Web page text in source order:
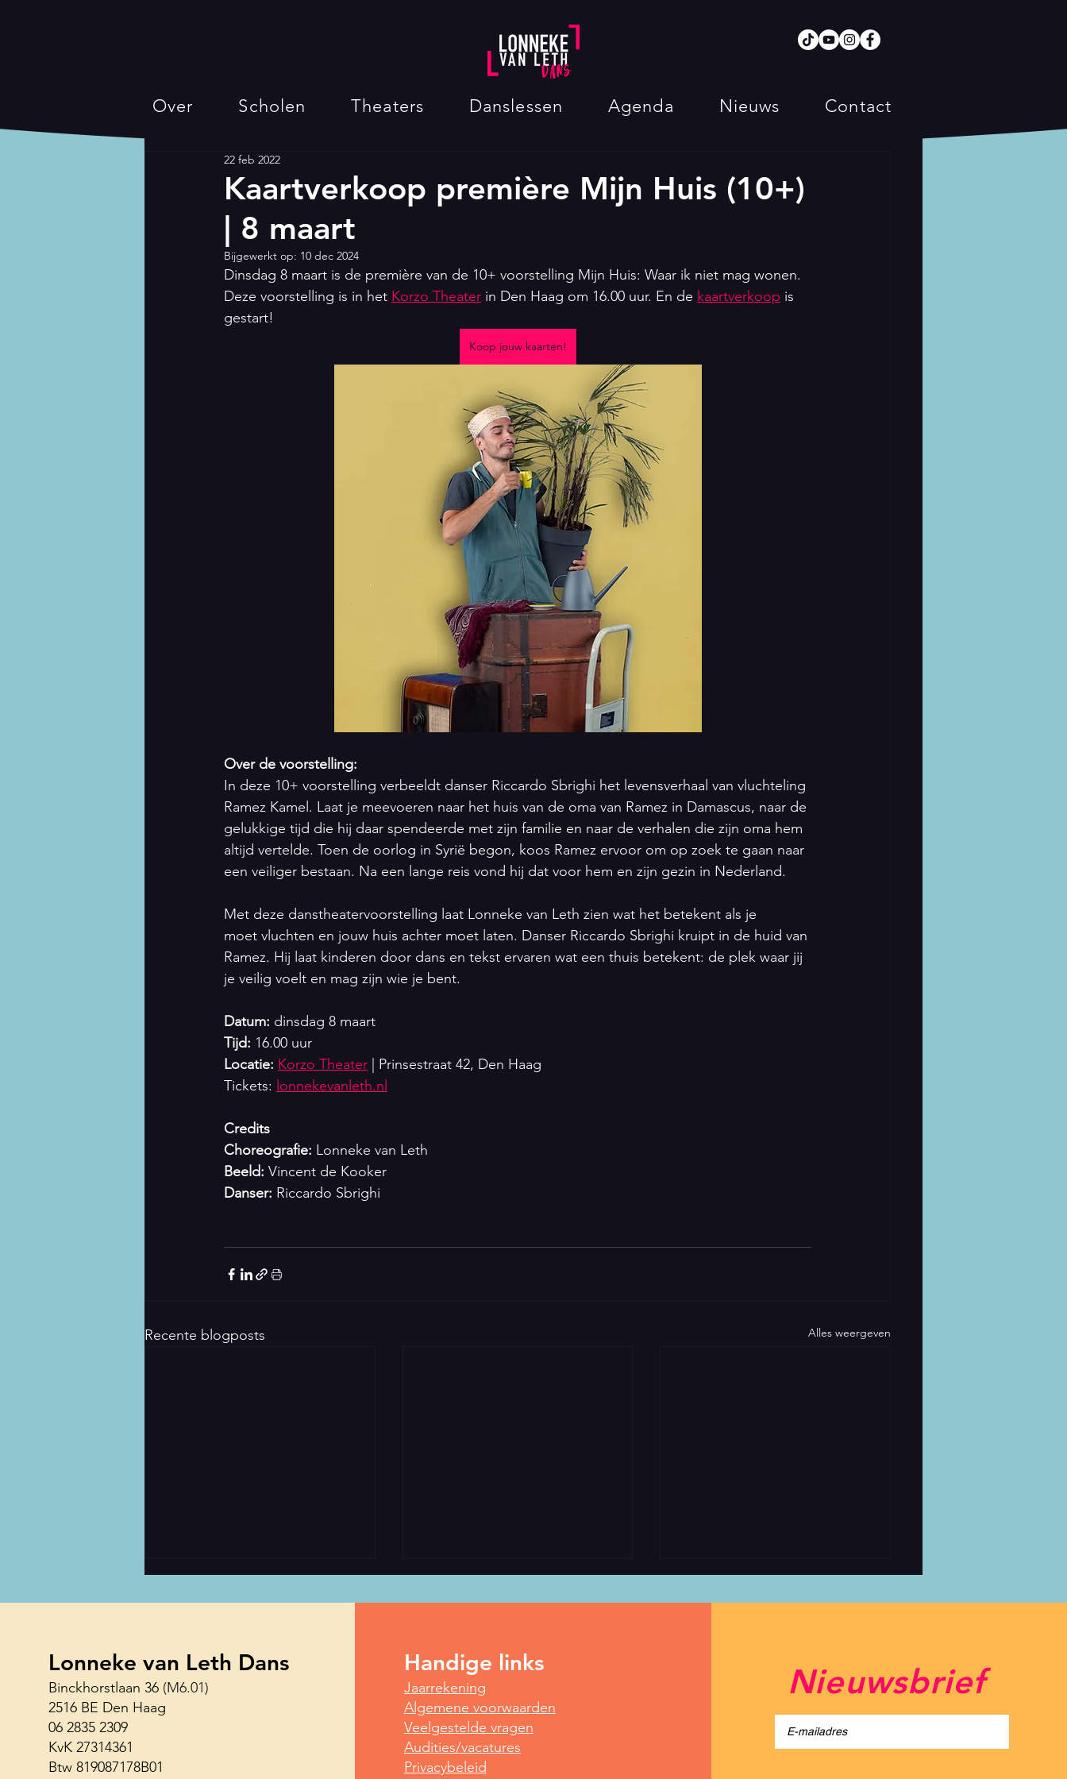
Over Scholen Theaters Danslessen Agenda Nieuws Contact
Kaartverkoop première Mijn Huis (10+)
| 8 maart
22 feb 2022
Bijgewerkt op: 10 dec 2024
Dinsdag 8 maart is de première van de 10+ voorstelling Mijn Huis: Waar ik niet mag wonen.
Deze voorstelling is in het Korzo Theater in Den Haag om 16.00 uur. En de kaartverkoop is
gestart!
Koop jouw kaarten!
Over de voorstelling:
In deze 10+ voorstelling verbeeldt danser Riccardo Sbrighi het levensverhaal van vluchteling
Ramez Kamel. Laat je meevoeren naar het huis van de oma van Ramez in Damascus, naar de
gelukkige tijd die hij daar spendeerde met zijn familie en naar de verhalen die zijn oma hem
altijd vertelde. Toen de oorlog in Syrië begon, koos Ramez ervoor om op zoek te gaan naar
een veiliger bestaan. Na een lange reis vond hij dat voor hem en zijn gezin in Nederland.
Met deze danstheatervoorstelling laat Lonneke van Leth zien wat het betekent als je
moet vluchten en jouw huis achter moet laten. Danser Riccardo Sbrighi kruipt in de huid van
Ramez. Hij laat kinderen door dans en tekst ervaren wat een thuis betekent: de plek waar jij
je veilig voelt en mag zijn wie je bent.
Datum: dinsdag 8 maart
Tijd: 16.00 uur
Locatie: Korzo Theater | Prinsestraat 42, Den Haag
Tickets: lonnekevanleth.nl
Credits
Choreografie: Lonneke van Leth
Beeld: Vincent de Kooker
Danser: Riccardo Sbrighi
Recente blogposts Alles weergeven
Haagse Shuffle Challenge 26
Yoga voor vroege vogels
Spotlight Festival
Lonneke van Leth Dans
Binckhorstlaan 36 (M6.01)
2516 BE Den Haag
06 2835 2309
KvK 27314361
Btw 819087178B01
Handige links
Jaarrekening
Algemene voorwaarden
Veelgestelde vragen
Audities/vacatures
Privacybeleid
Nieuwsbrief